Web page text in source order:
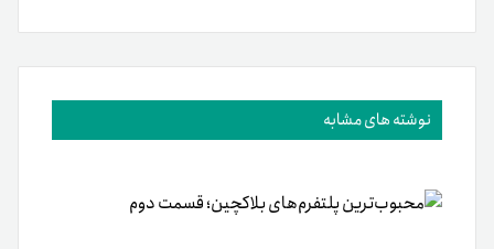
نوشته های مشابه